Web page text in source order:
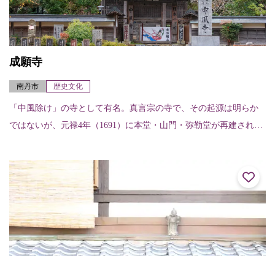
成願寺
南丹市 歴史文化
「中風除け」の寺として有名。真言宗の寺で、その起源は明らか
ではないが、元禄4年（1691）に本堂・山門・弥勒堂が再建され
品と言われている...